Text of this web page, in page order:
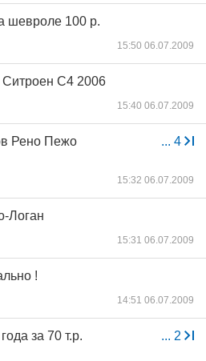
шевроле 100 р.
15:50 06.07.2009
Ситроен С4 2006
15:40 06.07.2009
... 4
Рено Пежо
15:32 06.07.2009
Логан
15:31 06.07.2009
!
14:51 06.07.2009
... 2
за 70 т.р.